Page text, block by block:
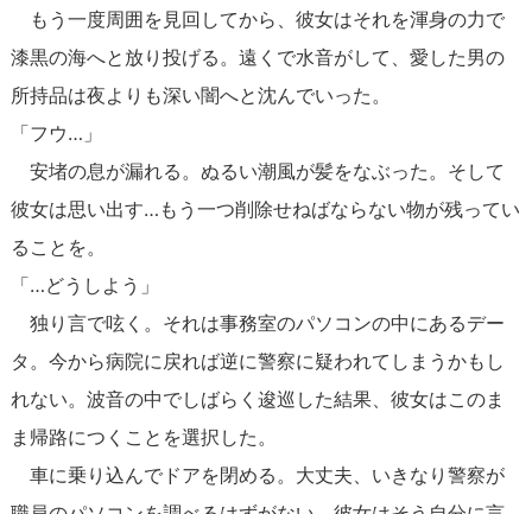
もう一度周囲を見回してから、彼女はそれを渾身の力で
漆黒の海へと放り投げる。遠くで水音がして、愛した男の
所持品は夜よりも深い闇へと沈んでいった。
「フウ…」
安堵の息が漏れる。ぬるい潮風が髪をなぶった。そして
彼女は思い出す…もう一つ削除せねばならない物が残ってい
ることを。
「…どうしよう」
独り言で呟く。それは事務室のパソコンの中にあるデー
タ。今から病院に戻れば逆に警察に疑われてしまうかもし
れない。波音の中でしばらく逡巡した結果、彼女はこのま
ま帰路につくことを選択した。
車に乗り込んでドアを閉める。大丈夫、いきなり警察が